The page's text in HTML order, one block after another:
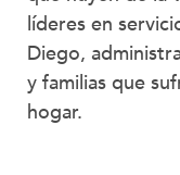
líderes en
Diego,
y familias que
hogar.